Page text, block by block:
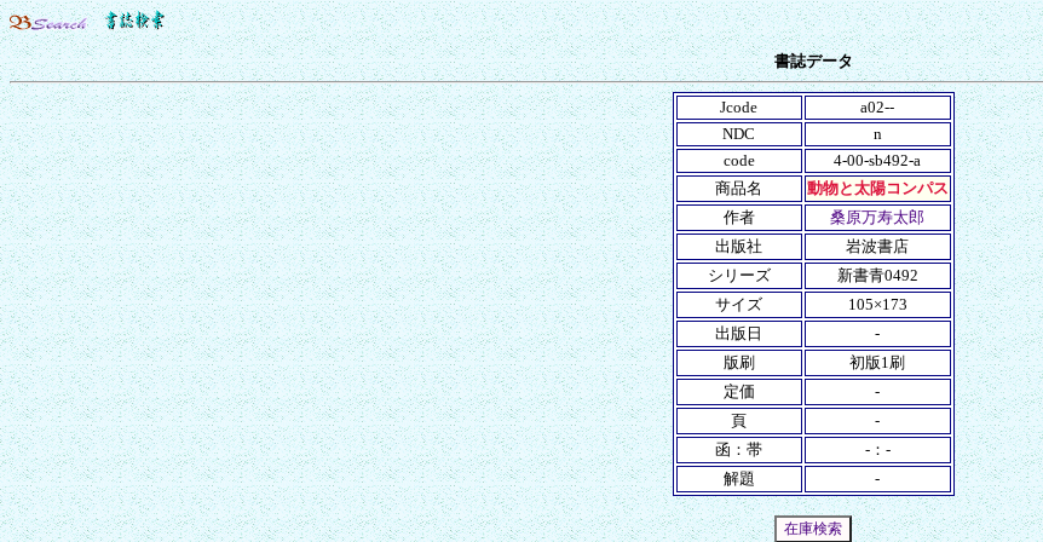
書誌データ
Jcode
a02--
NDC
n
code
4-00-sb492-a
商品名
動物と太陽コンパス
作者
桑原万寿太郎
出版社
岩波書店
シリーズ
新書青0492
サイズ
105×173
出版日
-
版刷
初版1刷
定価
-
頁
-
函：帯
-：-
解題
-